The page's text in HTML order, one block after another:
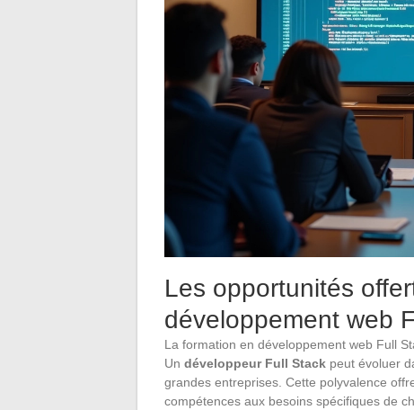
Les opportunités
développement web
La formation en développement web Full
Un développeur Full Stack peut évoluer
grandes entreprises. Cette polyvalence
compétences aux besoins spécifiques de